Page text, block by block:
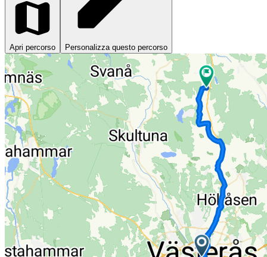
Apri percorso Personalizza questo percorso